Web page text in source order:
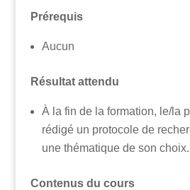
Prérequis
Aucun
Résultat attendu
À la fin de la formation, le/la
rédigé un protocole de
une thématique de son choix.
Contenus du cours